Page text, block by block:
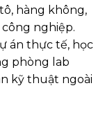
hàng không,
nghiệp.
án thực tế, học
phòng lab
kỹ thuật ngoài